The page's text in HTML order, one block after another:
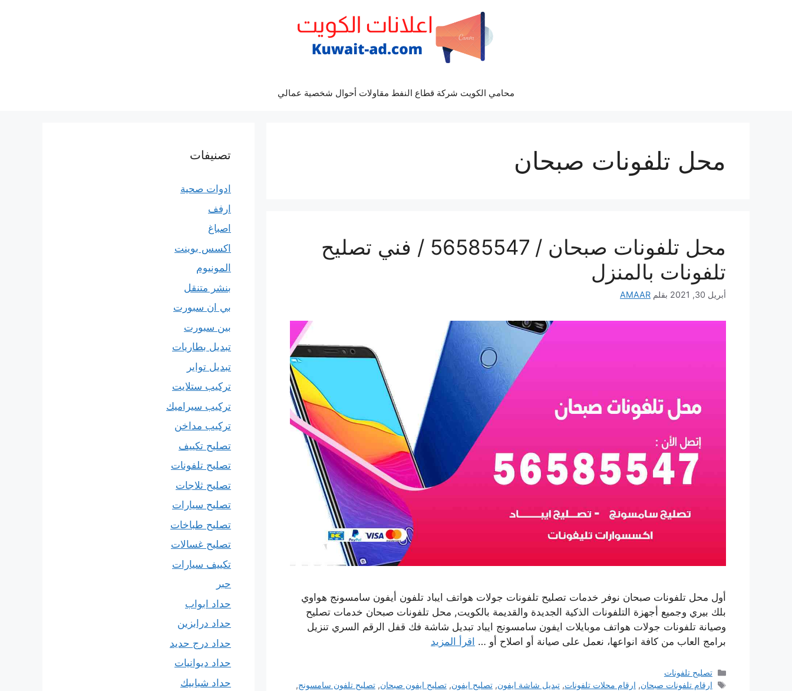
محامي الكويت شركة قطاع النفط مقاولات أحوال شخصية عمالي
محل تلفونات صبحان
محل تلفونات صبحان / 56585547 / فني تصليح
تلفونات بالمنزل
أبريل 30, 2021 بقلم AMAAR
أول محل تلفونات صبحان نوفر خدمات تصليح تلفونات جولات هواتف ايباد تلفون أيفون سامسونج هواوي
بلك بيري وجميع أجهزة التلفونات الذكية الجديدة والقديمة بالكويت, محل تلفونات صبحان خدمات تصليح
وصيانة تلفونات جولات هواتف موبايلات ايفون سامسونج ايباد تبديل شاشة فك قفل الرقم السري تنزيل
برامج العاب من كافة انواعها، نعمل على صيانة أو اصلاح أو … اقرأ المزيد
التصنيفات
تصليح تلفونات
الوسوم
ارقام تلفونات صبحان, ارقام محلات تلفونات,تبديل شاشة ايفون,تصليح ايفون,تصليح ايفون صبحان,تصليح تلفون سامسونج,
تصنيفات
ادوات صحية
ارفف
اصباغ
اكسس بوينت
المونيوم
بنشر متنقل
بي ان سبورت
بين سبورت
تبديل بطاريات
تبديل تواير
تركيب ستلايت
تركيب سيراميك
تركيب مداخن
تصليح تكييف
تصليح تلفونات
تصليح ثلاجات
تصليح سيارات
تصليح طباخات
تصليح غسالات
تكييف سيارات
حبر
حداد ابواب
حداد درابزين
حداد درج حديد
حداد ديوانيات
حداد شبابيك